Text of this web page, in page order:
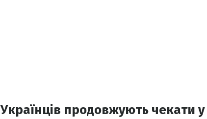
Українців продовжують чекати у